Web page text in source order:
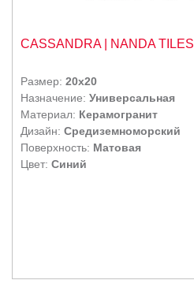
CASSANDRA | NANDA TILES
Размер: 20x20
Назначение: Универсальная
Материал: Керамогранит
Дизайн: Средиземноморский
Поверхность: Матовая
Цвет: Синий